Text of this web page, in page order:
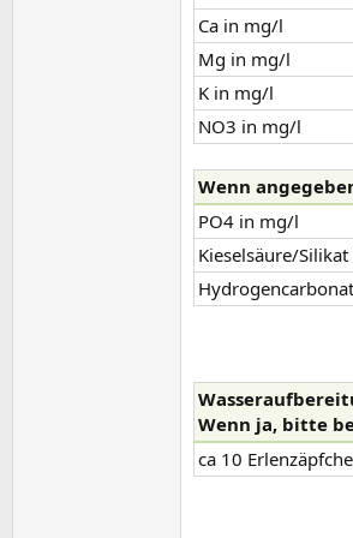
Ca in mg/l
Mg in mg/l
K in mg/l
NO3 in mg/l
Wenn
PO4 in mg/l
Kieselsäure/
Wenn ja, bitte
ca 10